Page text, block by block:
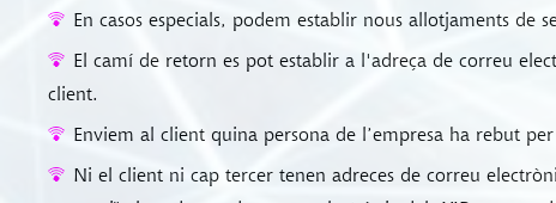
En casos especials, podem establir nous allotjaments
El camí de retorn es pot establir a l'adreça de correu
client.
Enviem al client quina persona de l’empresa ha rebut
Ni el client ni cap tercer tenen adreces de correu